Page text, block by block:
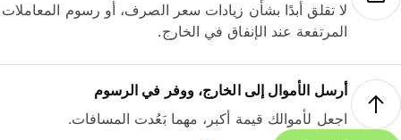
لا تقلق أبدًا بشأن زيادات سعر الصرف، أو رسوم المعاملات
المرتفعة عند الإنفاق في الخارج.
أرسل الأموال إلى الخارج، ووفر في الرسوم
اجعل لأموالك قيمة أكبر، مهما بَعُدت المسافات.